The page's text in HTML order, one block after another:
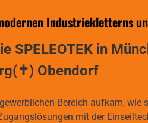
Industriekletterns
SPELEOTEK in
Obendorf
Bereich aufkam, wie
mit der